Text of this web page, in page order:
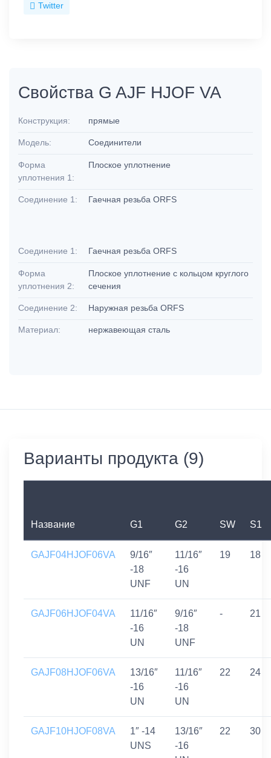
Twitter
Свойства G AJF HJOF VA
Конструкция: прямые
Модель: Соединители
Форма
уплотнения 1:
Плоское уплотнение
Соединение 1: Гаечная резьба ORFS
Соединение 1: Гаечная резьба ORFS
Форма
уплотнения 2:
Плоское уплотнение с кольцом круглого
сечения
Соединение 2: Наружная резьба ORFS
Материал: нержавеющая сталь
Варианты продукта (9)
Название G1 G2 SW S1
GAJF04HJOF06VA
9/16″
-18
UNF
11/16″
-16
UN
19 18
GAJF06HJOF04VA
11/16″
-16
UN
9/16″
-18
UNF
- 21
GAJF08HJOF06VA
13/16″
-16
UN
11/16″
-16
UN
22 24
GAJF10HJOF08VA
1″ -14
UNS
13/16″
-16
22 30